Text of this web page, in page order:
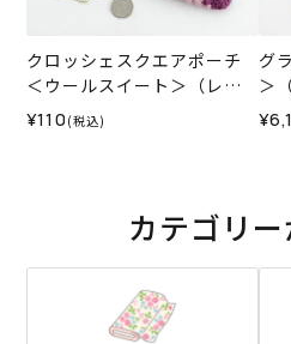
クロッシェスクエアポーチ
＜ウールスイート＞（レシ
ピ）
¥110 (税込)
グ
＞
カテゴリ